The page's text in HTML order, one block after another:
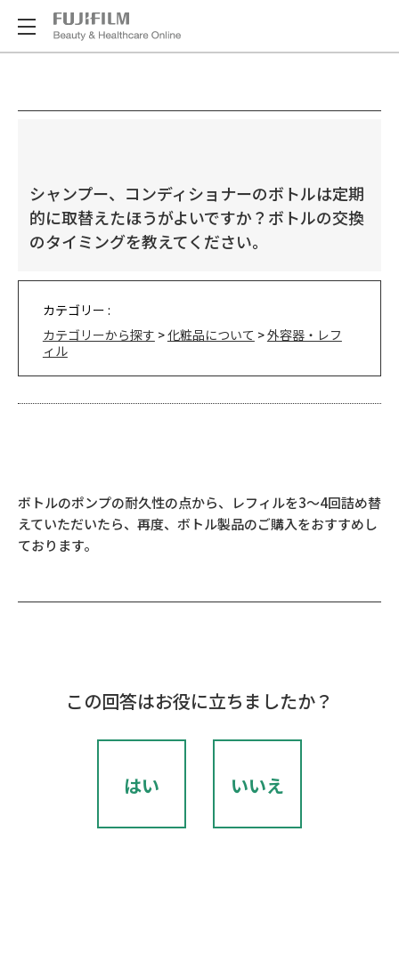
シャンプー、コンディショナーのボトルは定期
的に取替えたほうがよいですか？ボトルの交換
のタイミングを教えてください。
カテゴリー :
カテゴリーから探す >化粧品について >外容器・レフ
ィル
ボトルのポンプの耐久性の点から、レフィルを3～4回詰め替
えていただいたら、再度、ボトル製品のご購入をおすすめし
ております。
この回答はお役に立ちましたか？
はい いいえ